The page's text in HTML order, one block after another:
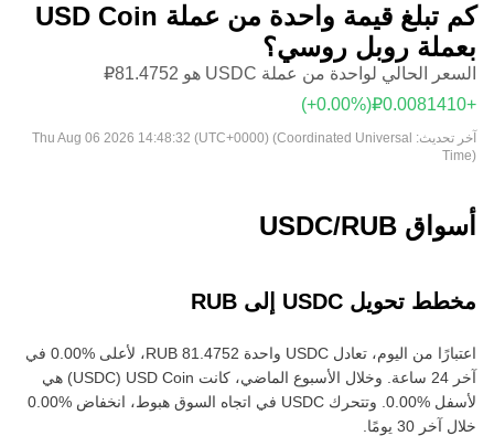
كم تبلغ قيمة واحدة من عملة ‏USD Coin
بعملة ‏روبل روسي؟
السعر الحالي لواحدة من عملة USDC هو ‏‎‏‎81.4752‏‏₽‏
(‏‎+0.00‎%‎‏)
آخر تحديث: Thu Aug 06 2026 14:48:32 (UTC+0000) (Coordinated Universal
Time)
أسواق USDC/RUB
مخطط تحويل USDC إلى RUB
اعتبارًا من اليوم، تعادل USDC واحدة ‏‎‏‎81.4752‏‏ RUB‏، لأعلى‏ ‏‎0.00‎%‎‏ في
آخر 24 ساعة. وخلال الأسبوع الماضي، كانت USD Coin‏ (USDC) هي
خلال آخر 30 يومًا.